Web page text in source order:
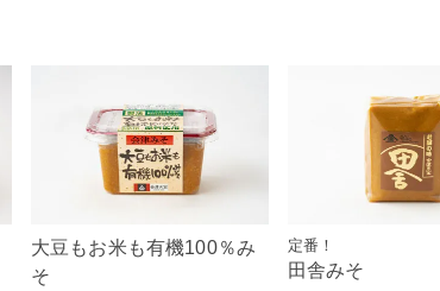
大豆もお米も有機100％み
そ
定番！
田舎みそ